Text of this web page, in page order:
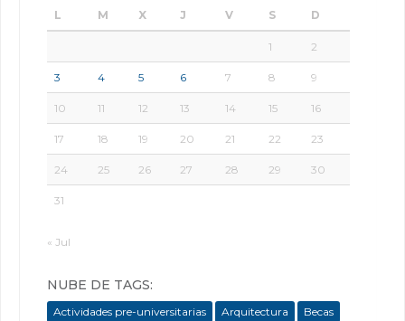
L M X J V S D
1 2
3 4 5 6 7 8 9
10 11 12 13 14 15 16
17 18 19 20 21 22 23
24 25 26 27 28 29 30
31
« Jul
NUBE DE TAGS:
Actividades pre-universitarias Arquitectura
Becas